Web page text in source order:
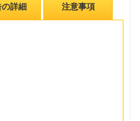
の詳細 注意事項